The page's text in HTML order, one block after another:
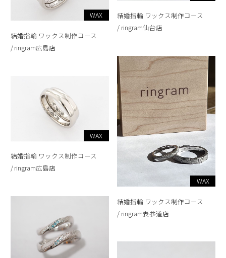
結婚指輪 ワックス制作コース
ringram仙台店
WAX
結婚指輪 ワックス制作コース
ringram広島店
WAX
結婚指輪 ワックス制作コース
ringram表参道店
WAX
結婚指輪 ワックス制作コース
ringram広島店